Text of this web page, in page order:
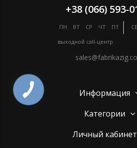
+38 (066) 593-
ПН ВТ СР ЧТ ПТ СБ
выходной call-центр
Информация
Категории
Личный кабинет